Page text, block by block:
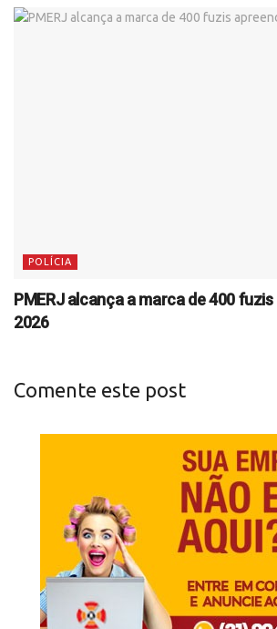
POLÍCIA
PMERJ alcança a marca de 400
2026
Comente este post